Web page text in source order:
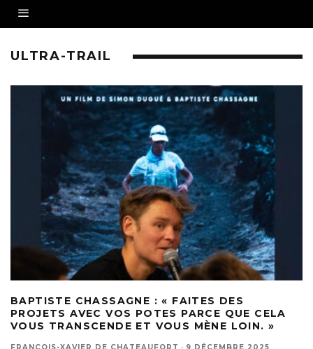
ULTRA-TRAIL
BAPTISTE CHASSAGNE : « FAITES DES
PROJETS AVEC VOS POTES PARCE QUE CELA
VOUS TRANSCENDE ET VOUS MÈNE LOIN. »
FRANCOIS-XAVIER DE CHATEAUFORT · 9 DÉCEMBRE 2025